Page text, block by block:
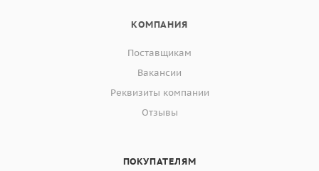
КОМПАНИЯ
Поставщикам
Вакансии
Реквизиты компании
Отзывы
ПОКУПАТЕЛЯМ